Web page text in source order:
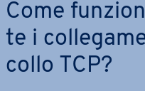
Come
te i
col­lo TCP?